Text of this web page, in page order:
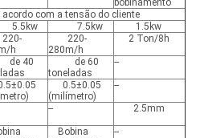
bobinamento
acordo com a tensão do cliente
7.5kw
1.5kw
h
220-
280m/h
2 Ton/8h
40
de 60
toneladas
--
0.5±0.05
(milímetro)
--
-- 2.5mm
Bobina
--